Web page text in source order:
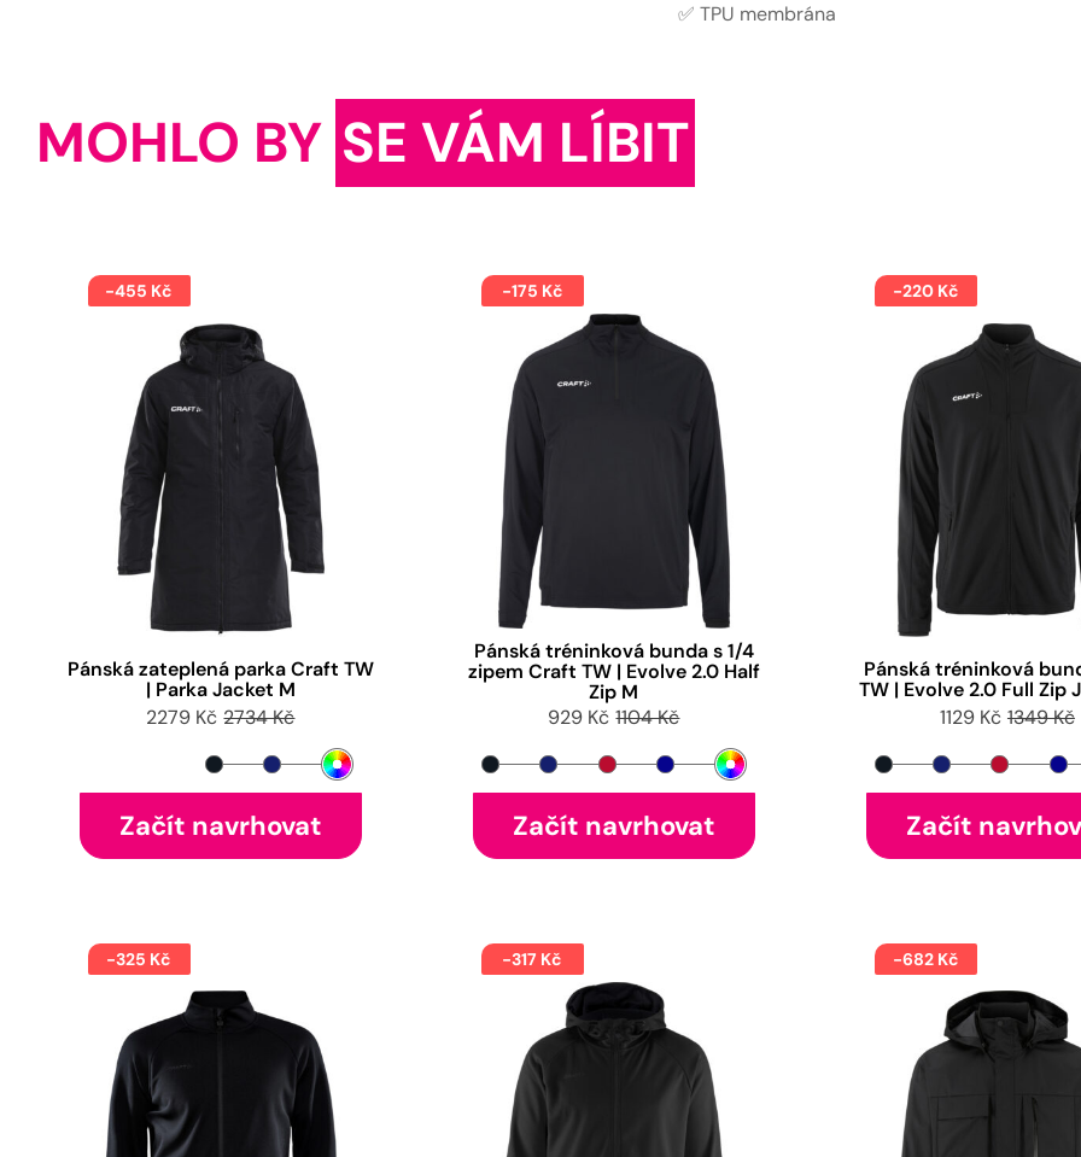
✅ TPU membrána
MOHLO BY SE VÁM LÍBIT
-455 Kč
Pánská zateplená parka Craft TW
| Parka Jacket M
2279 Kč 2734 Kč
Začít navrhovat
-175 Kč
Pánská tréninková bunda s 1/4
zipem Craft TW | Evolve 2.0 Half
Zip M
929 Kč 1104 Kč
Začít navrhovat
-220 Kč
Pánská tréninková
TW | Evolve 2.0 Full Zip
1129 Kč 1349 Kč
Začít
-325 Kč -317 Kč -682 Kč